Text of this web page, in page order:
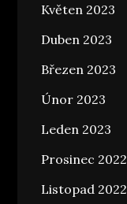
Květen 2023
Duben 2023
Březen 2023
Únor 2023
Leden 2023
Prosinec 2022
Listopad 2022